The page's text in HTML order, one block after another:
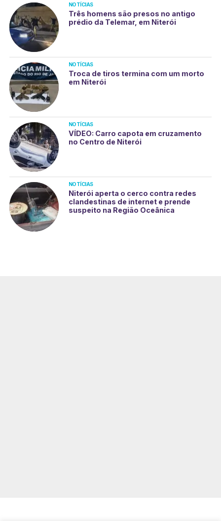
NOTÍCIAS
Três homens são presos no antigo
prédio da Telemar, em Niterói
NOTÍCIAS
Troca de tiros termina com um morto
em Niterói
NOTÍCIAS
VÍDEO: Carro capota em cruzamento
no Centro de Niterói
NOTÍCIAS
Niterói aperta o cerco contra redes
clandestinas de internet e prende
suspeito na Região Oceânica